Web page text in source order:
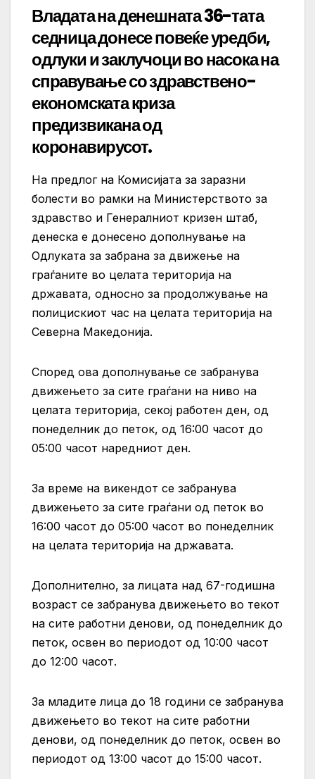
Владата на денешната 36-тата
седница донесе повеќе уредби,
одлуки и заклучоци во насока на
справување со здравствено-
економската криза
предизвикана од
коронавирусот.
На предлог на Комисијата за заразни
болести во рамки на Министерството за
здравство и Генералниот кризен штаб,
денеска е донесено дополнување на
Одлуката за забрана за движење на
граѓаните во целата територија на
државата, односно за продолжување на
полицискиот час на целата територија на
Северна Македонија.
Според ова дополнување се забранува
движењето за сите граѓани на ниво на
целата територија, секој работен ден, од
понеделник до петок, од 16:00 часот до
05:00 часот наредниот ден.
За време на викендот се забранува
движењето за сите граѓани од петок во
16:00 часот до 05:00 часот во понеделник
на целата територија на државата.
Дополнително, за лицата над 67-годишна
возраст се забранува движењето во текот
на сите работни денови, од понеделник до
петок, освен во периодот од 10:00 часот
до 12:00 часот.
За младите лица до 18 години се забранува
движењето во текот на сите работни
денови, од понеделник до петок, освен во
периодот од 13:00 часот до 15:00 часот.